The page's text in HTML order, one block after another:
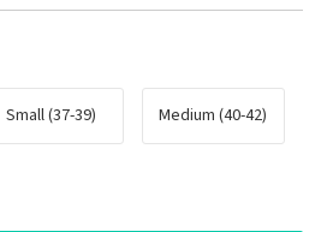
Small (37-39) Medium (40-42)